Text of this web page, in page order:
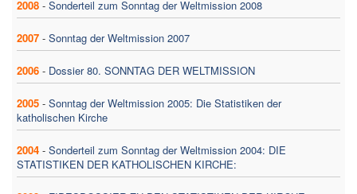
2008 - Sonderteil zum Sonntag der Weltmission 2008
2007 - Sonntag der Weltmission 2007
2006 - Dossier 80. SONNTAG DER WELTMISSION
2005 - Sonntag der Weltmission 2005: Die Statistiken der
katholischen Kirche
2004 - Sonderteil zum Sonntag der Weltmission 2004: DIE
STATISTIKEN DER KATHOLISCHEN KIRCHE: